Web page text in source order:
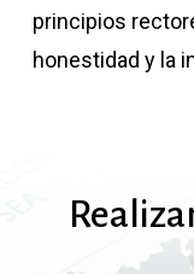
principios
honestidad y la